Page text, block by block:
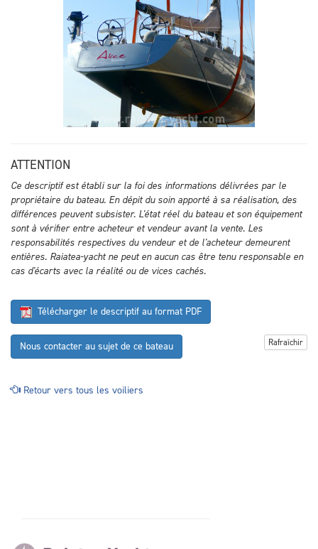
ATTENTION
Ce descriptif est établi sur la foi des informations délivrées par le
propriétaire du bateau. En dépit du soin apporté à sa réalisation, des
différences peuvent subsister. L'état réel du bateau et son équipement
sont à vérifier entre acheteur et vendeur avant la vente. Les
responsabilités respectives du vendeur et de l'acheteur demeurent
entières. Raiatea-yacht ne peut en aucun cas être tenu responsable en
cas d'écarts avec la réalité ou de vices cachés.
Télécharger le descriptif au format PDF
Nous contacter au sujet de ce bateau Rafraîchir
Retour vers tous les voiliers